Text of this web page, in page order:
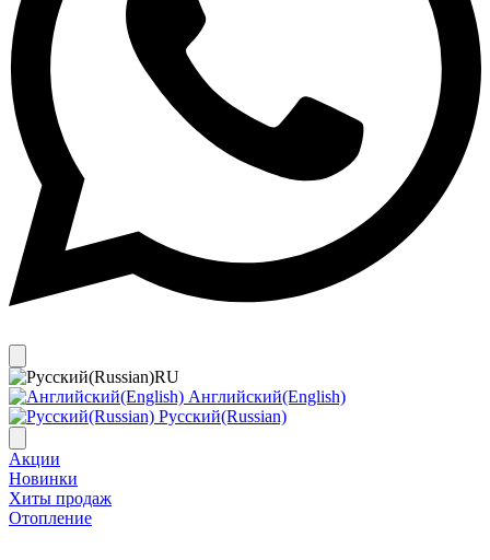
RU
Английский(English)
Русский(Russian)
Акции
Новинки
Хиты продаж
Отопление